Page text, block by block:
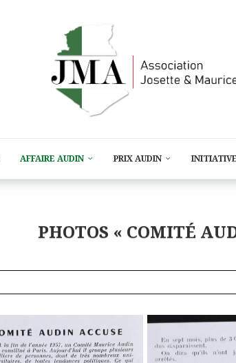
AFFAIRE AUDIN PRIX AUDIN
PHOTOS « COMITÉ